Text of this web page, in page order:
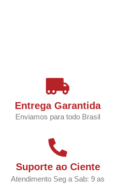
Entrega Garantida
Enviamos para todo Brasil
Suporte ao Ciente
Atendimento Seg a Sab: 9 as